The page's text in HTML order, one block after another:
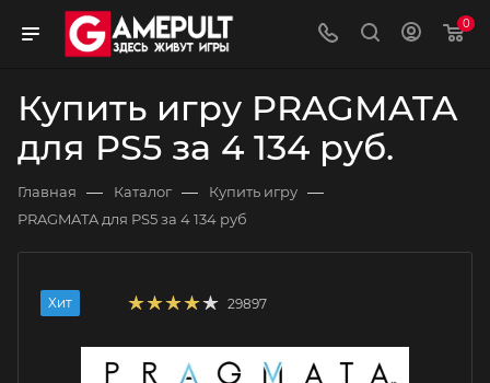
0
Купить игру PRAGMATA
для PS5 за 4 134 руб.
Главная — Каталог — Купить игру —
PRAGMATA для PS5 за 4 134 руб
Хит 29897